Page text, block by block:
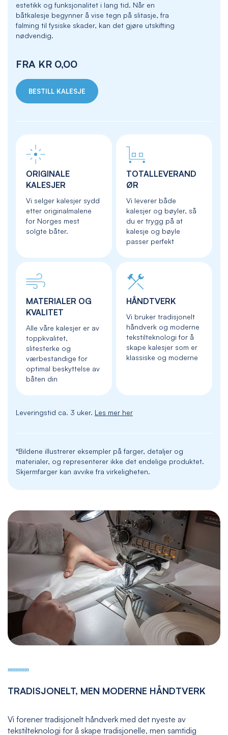
estetikk og funksjonalitet i lang tid. Når en
båtkalesje begynner å vise tegn på slitasje, fra
falming til fysiske skader, kan det gjøre utskifting
nødvendig.
FRA KR 0,00
BESTILL KALESJE
ORIGINALE
KALESJER
Vi selger kalesjer sydd
etter originalmalene
for Norges mest
solgte båter.
TOTALLEVERAND
ØR
Vi leverer både
kalesjer og bøyler, så
du er trygg på at
kalesje og bøyle
passer perfekt
MATERIALER OG
KVALITET
Alle våre kalesjer er av
toppkvalitet,
slitesterke og
værbestandige for
optimal beskyttelse av
båten din
HÅNDTVERK
Vi bruker tradisjonelt
håndverk og moderne
tekstilteknologi for å
skape kalesjer som er
klassiske og moderne
Leveringstid ca. 3 uker. Les mer her
*Bildene illustrerer eksempler på farger, detaljer og
materialer, og representerer ikke det endelige produktet.
Skjermfarger kan avvike fra virkeligheten.
gallery
TRADISJONELT, MEN MODERNE HÅNDTVERK
Vi forener tradisjonelt håndverk med det nyeste av
tekstilteknologi for å skape tradisjonelle, men samtidig